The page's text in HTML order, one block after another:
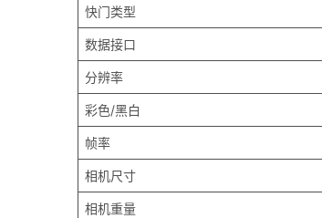
快门类型
数据接口
分辨率
彩色/黑白
帧率
相机尺寸
相机重量